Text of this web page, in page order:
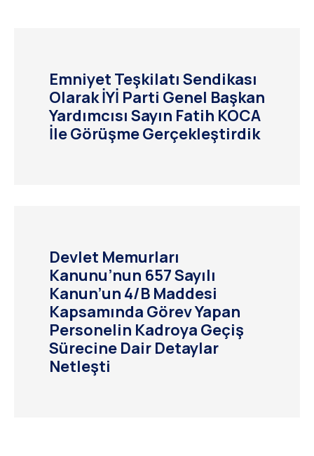
Emniyet Teşkilatı Sendikası
Olarak İYİ Parti Genel Başkan
Yardımcısı Sayın Fatih KOCA
İle Görüşme Gerçekleştirdik
Devlet Memurları
Kanunu’nun 657 Sayılı
Kanun’un 4/B Maddesi
Kapsamında Görev Yapan
Personelin Kadroya Geçiş
Sürecine Dair Detaylar
Netleşti